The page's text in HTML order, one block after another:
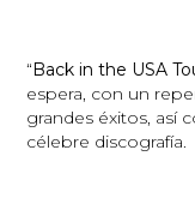
“Back in the USA
espera, con un
grandes éxitos, así
célebre discografía.